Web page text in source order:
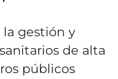
la gestión y
de alta
públicos